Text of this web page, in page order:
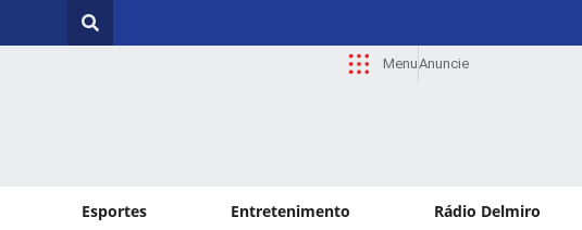
MenuAnuncie
Esportes Entretenimento Rádio Delmiro